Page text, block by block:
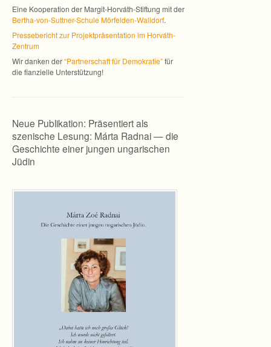
Eine Koope­ra­tion der Margit-Horváth-Stiftung mit der
Bertha-von-Suttner-Schule Mörfelden-Walldorf.
Pres­se­be­richt zur Pro­jekt­prä­sen­ta­tion im Horváth-
Zentrum
Wir dan­ken der“Part­ner­schaft für Demo­kra­tie”für
die fian­zi­elle Unterstützung!
Neue Publikation: Präsentiert als
szenische Lesung: Márta Radnai — die
Geschichte einer jungen ungarischen
Jüdin